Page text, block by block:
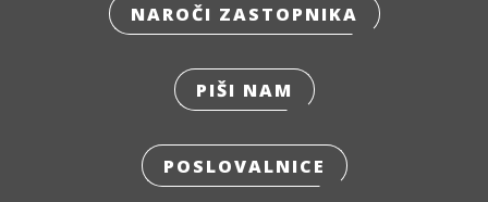
NAROČI ZASTOPNIKA
PIŠI NAM
POSLOVALNICE